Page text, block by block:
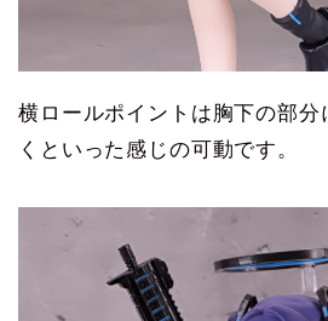
横ロールポイントは胸下の部分
くといった感じの可動です。